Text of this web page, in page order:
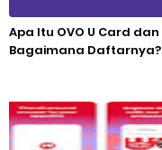
Apa Itu OVO U Card dan
Bagaimana Daftarnya?